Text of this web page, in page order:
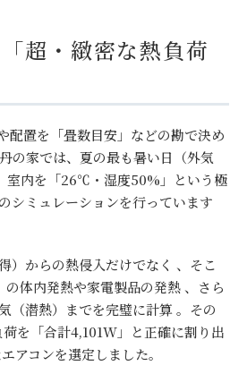
超・緻密な熱負荷
配置を「畳数目安」などの勘で決め
の家では、夏の最も暑い日（外気
内を「26℃・湿度50%」という極
シミュレーションを行っています
）からの熱侵入だけでなく 、そこ
体内発熱や家電製品の発熱 、さら
（潜熱）までを完璧に計算 。その
を「合計4,101W」と正確に割り出
アコンを選定しました。